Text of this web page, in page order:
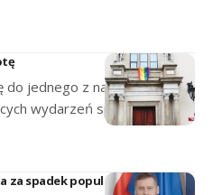
do jednego z najbardziej
wydarzeń społecznych w
spadek popularności prawicy